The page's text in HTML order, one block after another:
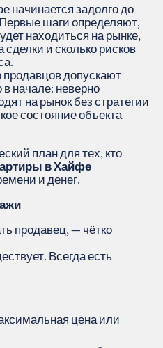
начинается задолго до
шаги определяют,
находиться на рынке,
сделки и сколько рисков
допускают
начале: неверно
на рынок без стратегии
состояние объекта
план для тех, кто
в Хайфе
и денег.
продавец, — чётко
Всегда есть
цена или